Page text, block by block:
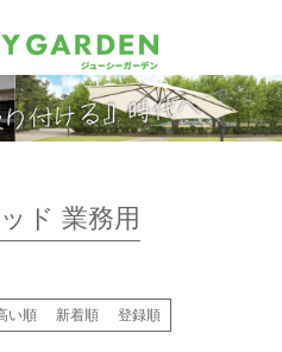
ド 業務用
い順 新着順 登録順